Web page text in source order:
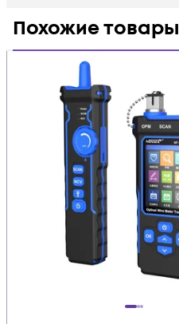
Похожие товары